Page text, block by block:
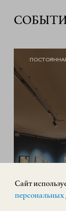
Cайт